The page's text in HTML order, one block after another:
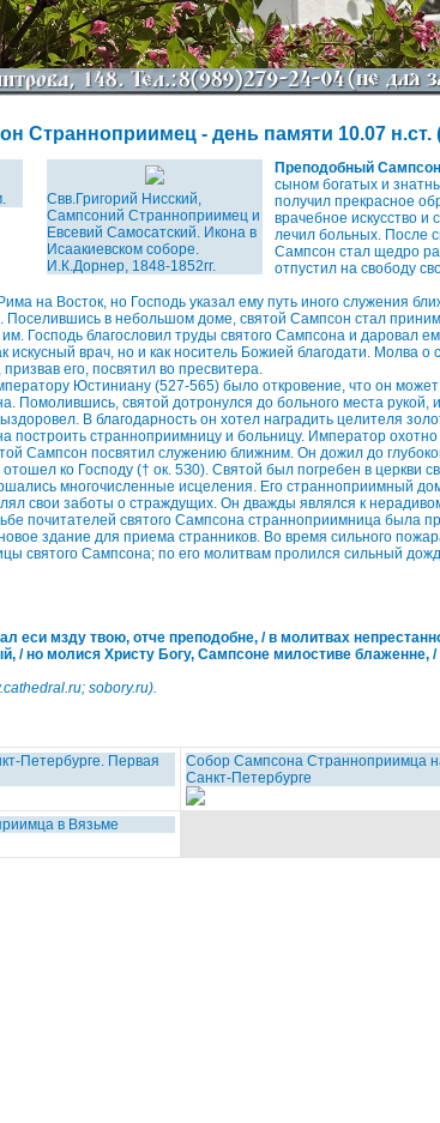
Странноприимец - день памяти 10.07 н.ст.
Свв.Григорий Нисский,
Сампсоний Странноприимец и
Евсевий Самосатский. Икона в
Исаакиевском соборе.
И.К.Дорнер, 1848-1852гг.
Преподобный
сыном богатых и
получил прекрасное
врачебное искусство и
лечил больных. После
Сампсон стал щедро
отпустил на свободу
на Восток, но Господь указал ему путь иного служения
Поселившись в небольшом доме, святой Сампсон стал
Господь благословил труды святого Сампсона и даровал
искусный врач, но и как носитель Божией благодати. Молва
его, посвятил во пресвитера.
Юстиниану (527-565) было откровение, что он может
Помолившись, святой дотронулся до больного места рукой,
В благодарность он хотел наградить целителя
построить странноприимницу и больницу. Император
Сампсон посвятил служению ближним. Он дожил до
ко Господу († ок. 5З0). Святой был погребен в церкви
многочисленные исцеления. Его странноприимный
свои заботы о страждущих. Он дважды являлся к
почитателей святого Сампсона странноприимница была
здание для приема странников. Во время сильного
святого Сампсона; по его молитвам пролился сильный
мзду твою, отче преподобне, / в молитвах
/ но молися Христу Богу, Сампсоне милостиве блаженне,
sobory.ru).
Петербурге. Первая
Собор Сампсона Странноприимца
Санкт-Петербурге
в Вязьме